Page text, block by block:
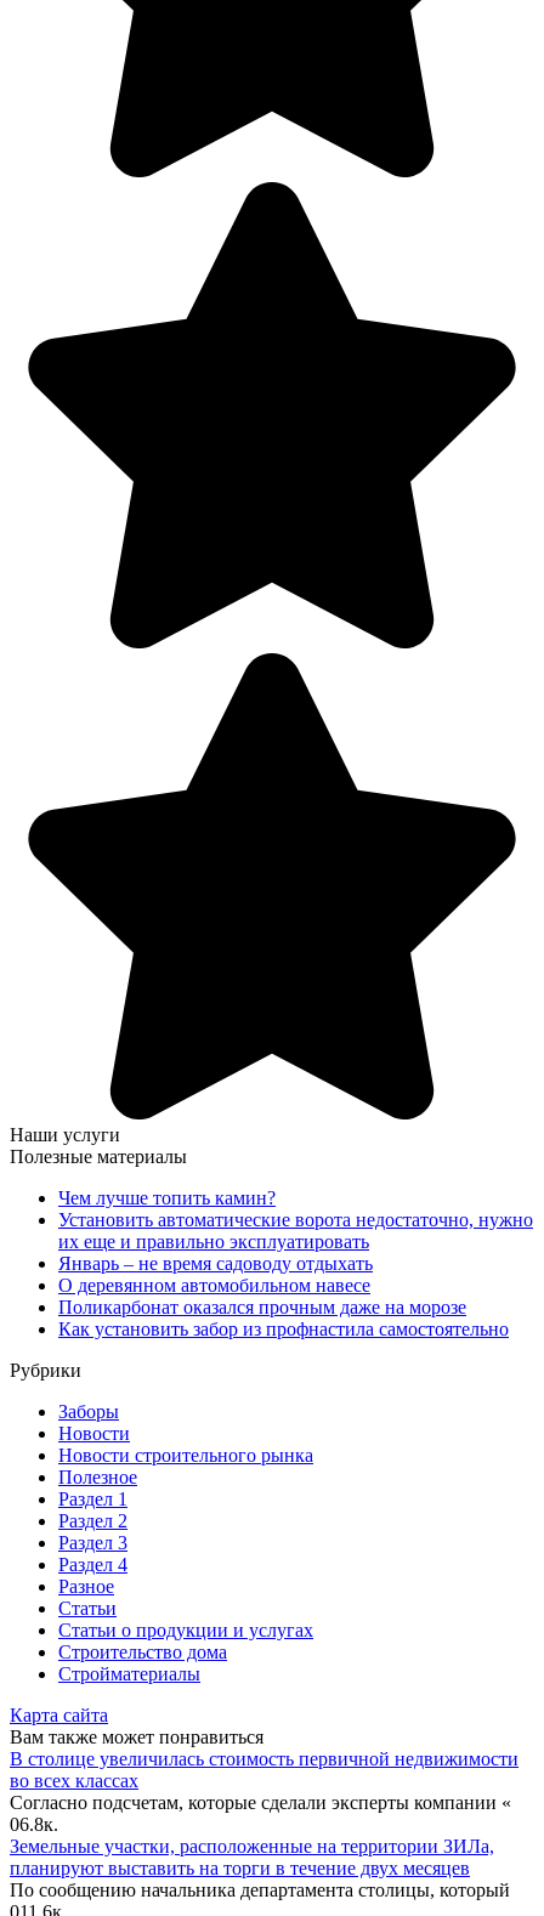
Наши услуги
Полезные материалы
Чем лучше топить камин?
Установить автоматические ворота недостаточно, нужно
их еще и правильно эксплуатировать
Январь – не время садоводу отдыхать
О деревянном автомобильном навесе
Поликарбонат оказался прочным даже на морозе
Как установить забор из профнастила самостоятельно
Рубрики
Заборы
Новости
Новости строительного рынка
Полезное
Раздел 1
Раздел 2
Раздел 3
Раздел 4
Разное
Статьи
Статьи o продукции и услугах
Строительство дома
Стройматериалы
Карта сайта
Вам также может понравиться
В столице увеличилась стоимость первичной недвижимости
во всех классах
Согласно подсчетам, которые сделали эксперты компании «
06.8к.
Земельные участки, расположенные на территории ЗИЛа,
планируют выставить на торги в течение двух месяцев
По сообщению начальника департамента столицы, который
011.6к.